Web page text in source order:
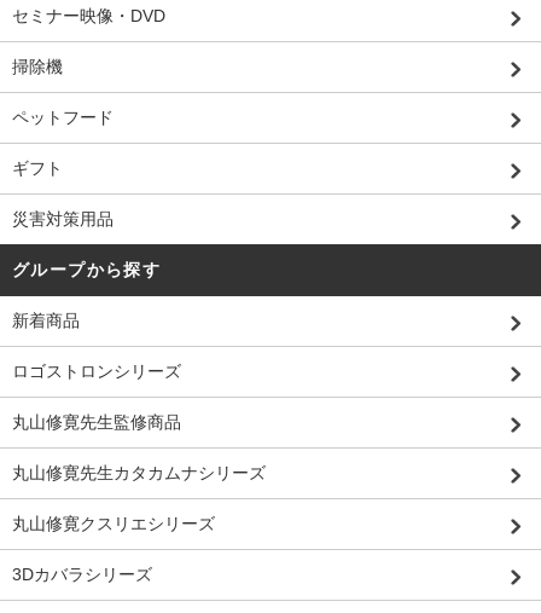
セミナー映像・DVD
掃除機
ペットフード
ギフト
災害対策用品
グループから探す
新着商品
ロゴストロンシリーズ
丸山修寛先生監修商品
丸山修寛先生カタカムナシリーズ
丸山修寛クスリエシリーズ
3Dカバラシリーズ